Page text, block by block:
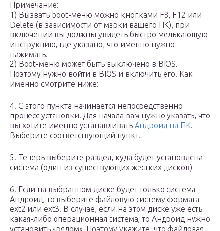
Примечание:
1) Вызвать boot-меню можно кнопками F8, F12 или
Delete (в зависимости от марки вашего ПК), при
включении вы должны увидеть быстро мелькающую
инструкцию, где указано, что именно нужно
нажимать.
2) Boot-меню может быть выключено в BIOS.
Поэтому нужно войти в BIOS и включить его. Как
именно смотрите ниже:
4. С этого пункта начинается непосредственно
процесс установки. Для начала вам нужно указать, что
вы хотите именно устанавливать Андроид на ПК.
Выберите соответствующий пункт.
5. Теперь выберите раздел, куда будет установлена
система (один из существующих жестких дисков).
6. Если на выбранном диске будет только система
Андроид, то выберите файловую систему формата
ext2 или ext3. В случае, если на этом диске уже есть
какая-либо операционная система, то Андроид нужно
установить «рядом». Поэтому укажите, что файловая